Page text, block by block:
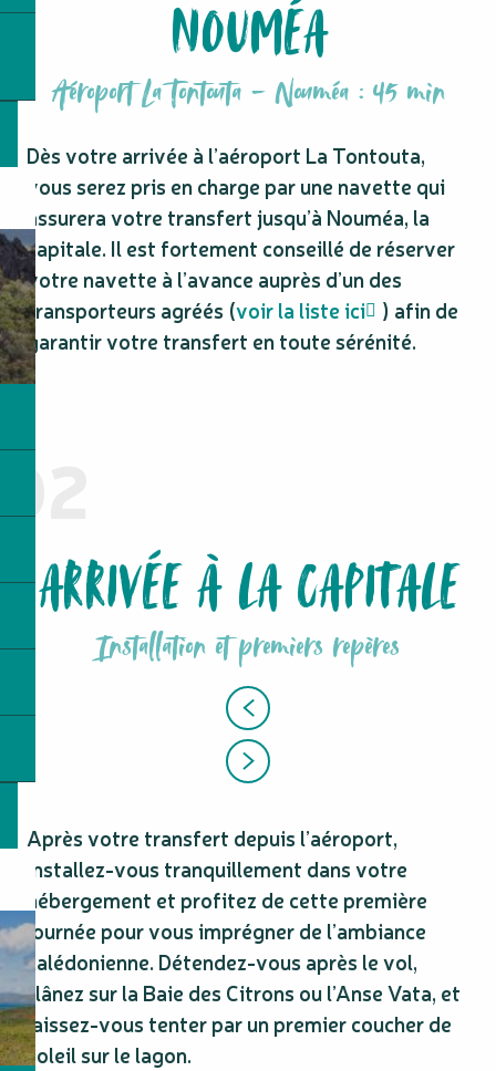
NOUMÉA
Aéroport La Tontouta - Nouméa : 45 min
Dès votre arrivée à l’aéroport La Tontouta,
vous serez pris en charge par une navette qui
assurera votre transfert jusqu’à Nouméa, la
capitale. Il est fortement conseillé de réserver
votre navette à l’avance auprès d’un des
transporteurs agréés (voir la liste ici
) afin de
garantir votre transfert en toute sérénité.
02
ARRIVÉE À LA CAPITALE
Installation et premiers repères
Après votre transfert depuis l’aéroport,
installez-vous tranquillement dans votre
hébergement et profitez de cette première
journée pour vous imprégner de l’ambiance
calédonienne. Détendez-vous après le vol,
flânez sur la Baie des Citrons ou l’Anse Vata, et
laissez-vous tenter par un premier coucher de
soleil sur le lagon.